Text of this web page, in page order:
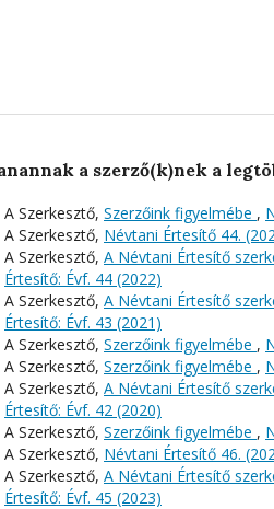
a szerző(k)nek a
A Szerkesztő, Szerzőink figyelmébe ,
A Szerkesztő, Névtani Értesítő 44.
A Szerkesztő, A Névtani Értesítő
Értesítő: Évf. 44 (2022)
A Szerkesztő, A Névtani Értesítő
Értesítő: Évf. 43 (2021)
A Szerkesztő, Szerzőink figyelmébe ,
A Szerkesztő, Szerzőink figyelmébe ,
A Szerkesztő, A Névtani Értesítő
Értesítő: Évf. 42 (2020)
A Szerkesztő, Szerzőink figyelmébe ,
A Szerkesztő, Névtani Értesítő 46.
A Szerkesztő, A Névtani Értesítő
Értesítő: Évf. 45 (2023)